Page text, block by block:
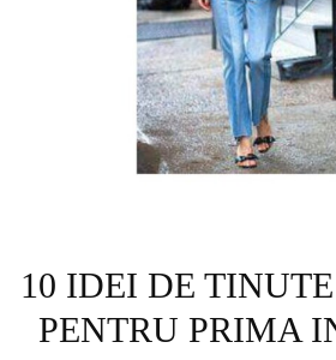
10 IDEI DE
PENTRU PRIMA